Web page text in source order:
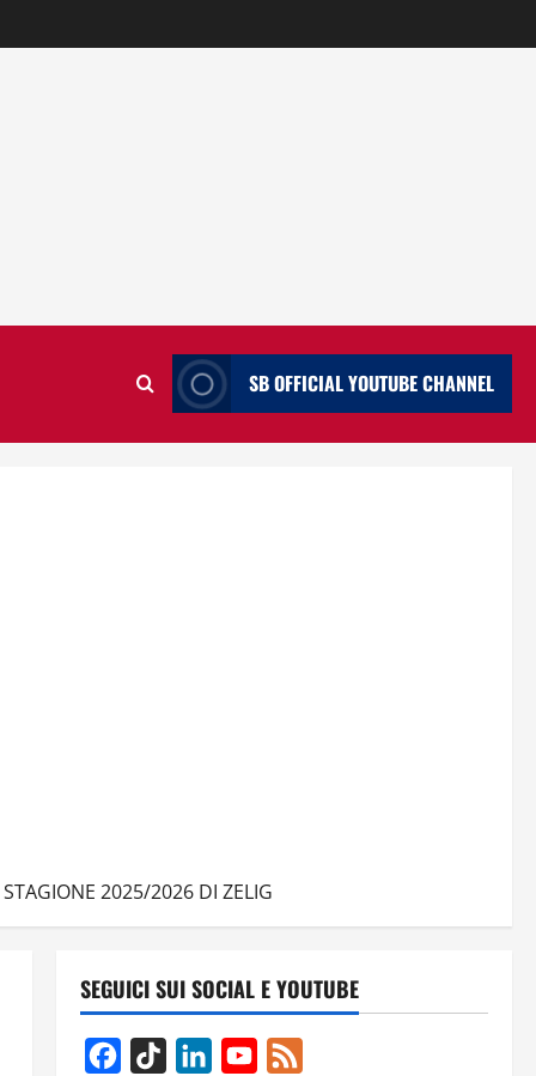
SB OFFICIAL YOUTUBE CHANNEL
STAGIONE 2025/2026 DI ZELIG
SEGUICI SUI SOCIAL E YOUTUBE
Facebook
TikTok LinkedInYouTube